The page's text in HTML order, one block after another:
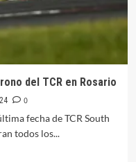
del TCR en Rosario
0
fecha de TCR South
todos los...